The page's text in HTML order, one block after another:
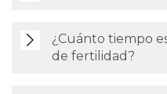
¿Cuánto tiempo
de fertilidad?